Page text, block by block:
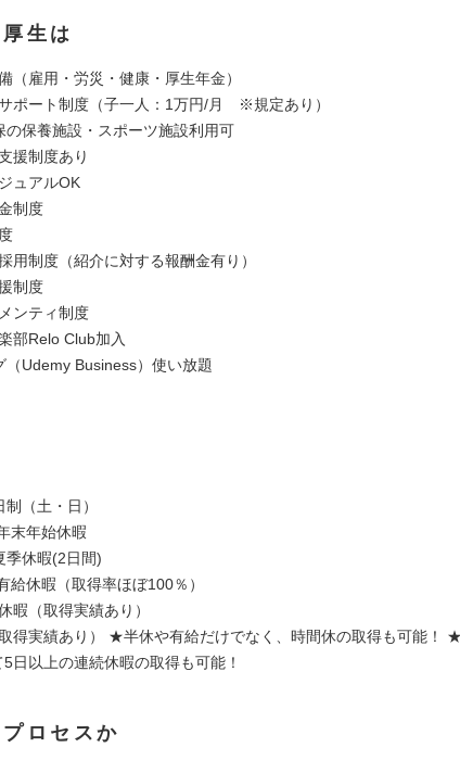
生は
（雇用・労災・健康・厚生年金）
ポート制度（子一人：1万円/月 ※規定あり）
の保養施設・スポーツ施設利用可
援制度あり
ュアルOK
制度
用制度（紹介に対する報酬金有り）
制度
ンティ制度
部Relo Club加入
（Udemy Business）使い放題
（土・日）
末年始休暇
季休暇(2日間)
給休暇（取得率ほぼ100％）
暇（取得実績あり）
得実績あり） ★半休や有給だけでなく、時間休の取得も可能！
日以上の連続休暇の取得も可能！
ロセスか